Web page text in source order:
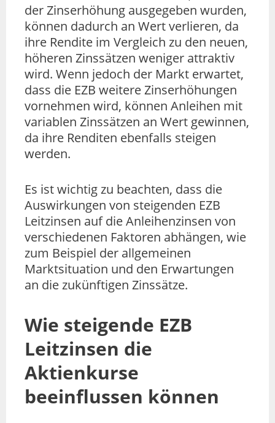
der Zinserhöhung ausgegeben wurden,
können dadurch an Wert verlieren, da
ihre Rendite im Vergleich zu den neuen,
höheren Zinssätzen weniger attraktiv
wird. Wenn jedoch der Markt erwartet,
dass die EZB weitere Zinserhöhungen
vornehmen wird, können Anleihen mit
variablen Zinssätzen an Wert gewinnen,
da ihre Renditen ebenfalls steigen
werden.
Es ist wichtig zu beachten, dass die
Auswirkungen von steigenden EZB
Leitzinsen auf die Anleihenzinsen von
verschiedenen Faktoren abhängen, wie
zum Beispiel der allgemeinen
Marktsituation und den Erwartungen
an die zukünftigen Zinssätze.
Wie steigende EZB
Leitzinsen die
Aktienkurse
beeinflussen können